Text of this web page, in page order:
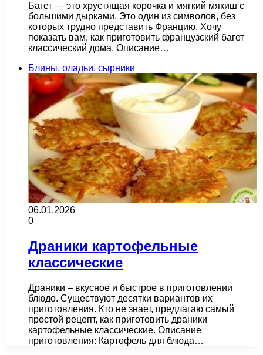
Багет — это хрустящая корочка и мягкий мякиш с
большими дырками. Это один из символов, без
которых трудно представить Францию. Хочу
показать вам, как приготовить французский багет
классический дома. Описание…
Блины, оладьи, сырники
06.01.2026
0
Драники картофельные
классические
Драники – вкусное и быстрое в приготовлении
блюдо. Существуют десятки вариантов их
приготовления. Кто не знает, предлагаю самый
простой рецепт, как приготовить драники
картофельные классические. Описание
приготовления: Картофель для блюда…